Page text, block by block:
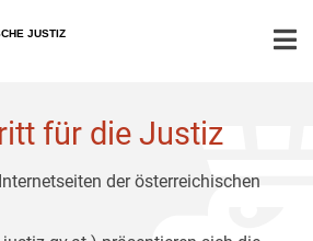
JUSTIZ
für die Justiz
der österreichischen